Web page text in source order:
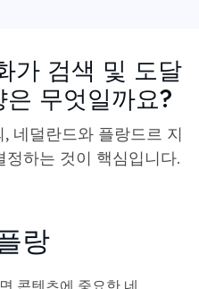
가 검색 및 도달
무엇일까요?
네덜란드와 플랑드르 지
하는 것이 핵심입니다.
랑
콘텐츠에 중요한 네